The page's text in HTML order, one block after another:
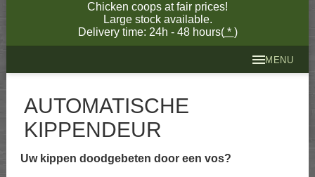
Chicken coops at fair prices!
Large stock available.
Delivery time: 24h - 48 hours(* )
MENU
AUTOMATISCHE
KIPPENDEUR
Uw kippen doodgebeten door een vos?